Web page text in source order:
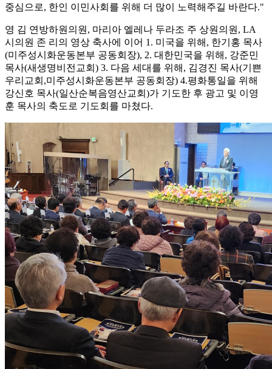
중심으로, 한인 이민사회를 위해 더 많이 노력해주길 바란다."
영 김 연방하원의원, 마리아 엘레나 두라조 주 상원의원, LA
시의원 존 리의 영상 축사에 이어 1. 미국을 위해, 한기홍 목사
(미주성시화운동본부 공동회장), 2. 대한민국을 위해, 강준민
목사(새생명비전교회) 3. 다음 세대를 위해, 김경진 목사(기쁜
우리교회,미주성시화운동본부 공동회장) 4.평화통일을 위해
강신호 목사(일산순복음영산교회)가 기도한 후 광고 및 이영
훈 목사의 축도로 기도회를 마쳤다.